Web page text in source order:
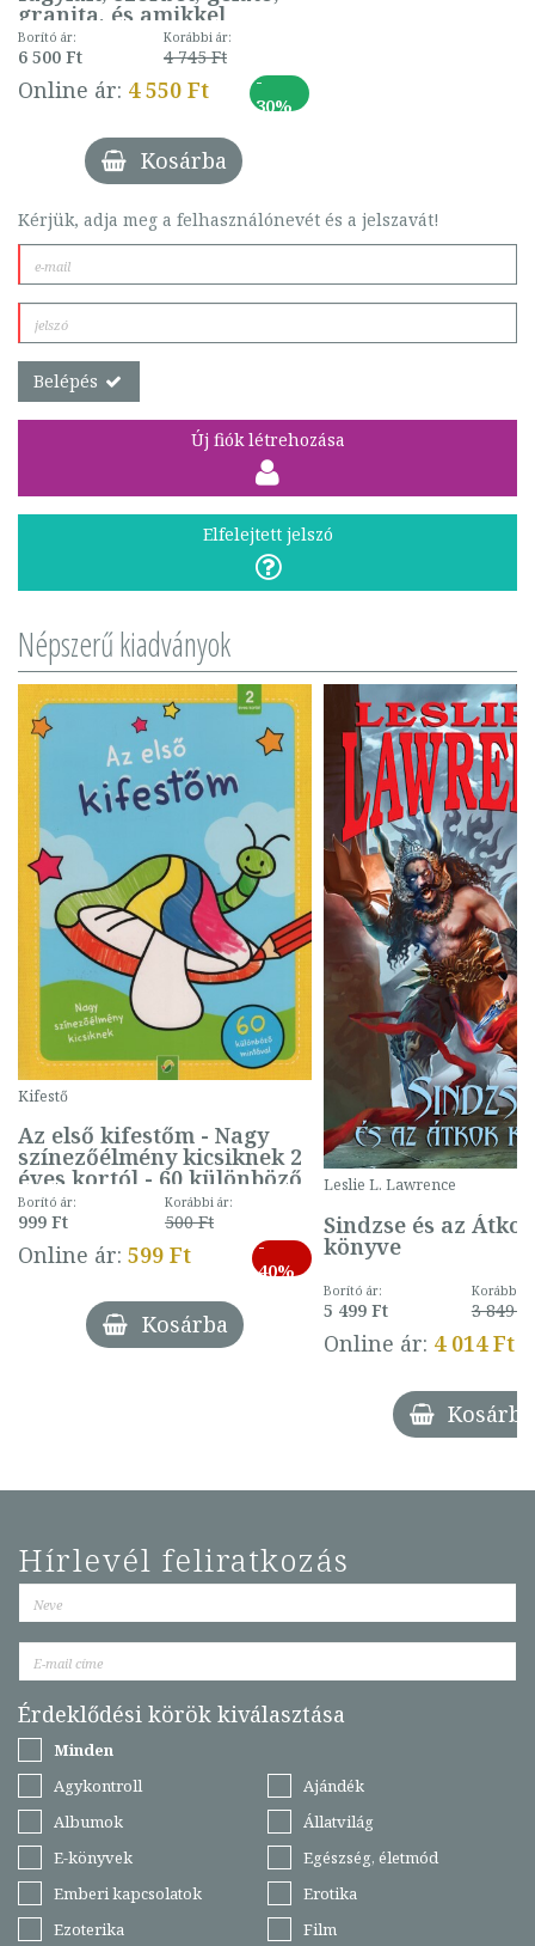
granita, és amikkel
kínálhatók
Borító ár:
6 500 Ft
Korábbi ár:
4 745 Ft
Online ár: 4 550 Ft
-
30%
Kosárba
Kérjük, adja meg a felhasználónevét és a jelszavát!
Belépés
Új fiók létrehozása
Elfelejtett jelszó
Népszerű kiadványok
Kifestő
Az első kifestőm - Nagy
színezőélmény kicsiknek 2
éves kortól - 60 különböző
mintával (gombás)
Borító ár:
999 Ft
Korábbi ár:
500 Ft
Online ár: 599 Ft
-
40%
Kosárba
Leslie L. Lawrence
Sindzse és az Átkok
könyve
Borító ár:
5 499 Ft
Korábbi
3 849 Ft
Online ár: 4 014 Ft
Kosárba
Hírlevél feliratkozás
Érdeklődési körök kiválasztása
Minden
Agykontroll
Ajándék
Albumok
Állatvilág
E-könyvek
Egészség, életmód
Emberi kapcsolatok
Erotika
Ezoterika
Film